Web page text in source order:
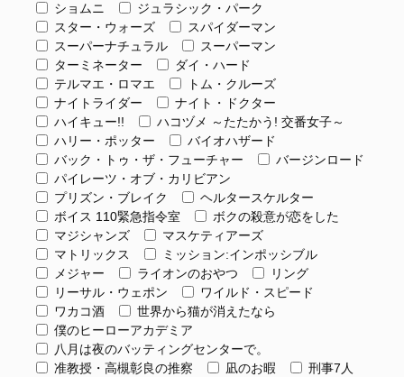
ショムニ
ジュラシック・パーク
スター・ウォーズ
スパイダーマン
スーパーナチュラル
スーパーマン
ターミネーター
ダイ・ハード
テルマエ・ロマエ
トム・クルーズ
ナイトライダー
ナイト・ドクター
ハイキュー!!
ハコヅメ ～たたかう! 交番女子～
ハリー・ポッター
バイオハザード
バック・トゥ・ザ・フューチャー
バージンロード
パイレーツ・オブ・カリビアン
プリズン・ブレイク
ヘルタースケルター
ボイス 110緊急指令室
ボクの殺意が恋をした
マジシャンズ
マスケティアーズ
マトリックス
ミッション:インポッシブル
メジャー
ライオンのおやつ
リング
リーサル・ウェポン
ワイルド・スピード
ワカコ酒
世界から猫が消えたなら
僕のヒーローアカデミア
八月は夜のバッティングセンターで。
准教授・高槻彰良の推察
凪のお暇
刑事7人